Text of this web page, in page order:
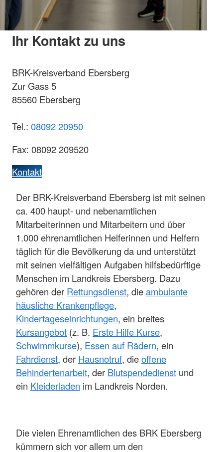
Ihr Kontakt zu uns
BRK-Kreisverband Ebersberg
Zur Gass 5
85560 Ebersberg
Tel.: 08092 20950
Fax: 08092 209520
Kontakt
Der BRK-Kreisverband Ebersberg ist mit seinen
ca. 400 haupt- und nebenamtlichen
Mitarbeiterinnen und Mitarbeitern und über
1.000 ehrenamtlichen Helferinnen und Helfern
täglich für die Bevölkerung da und unterstützt
mit seinen vielfältigen Aufgaben hilfsbedürftige
Menschen im Landkreis Ebersberg. Dazu
gehören der Rettungsdienst, dieambulante
häusliche Krankenpflege,
Kindertageseinrichtungen, ein breites
Kursangebot (z. B. Erste Hilfe Kurse,
Schwimmkurse), Essen auf Rädern, ein
Fahrdienst, der Hausnotruf, dieoffene
Behindertenarbeit, der Blutspendedienst und
ein Kleiderladen im Landkreis Norden.
Die vielen Ehrenamtlichen des BRK Ebersberg
kümmern sich vor allem um den